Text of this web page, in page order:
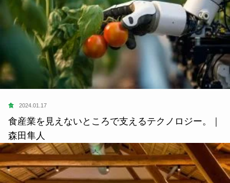
食 2024.01.17
食産業を見えないところで支えるテクノロジー。｜
森田隼人